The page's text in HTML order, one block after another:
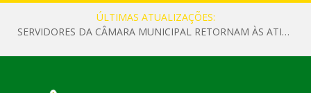
ÚLTIMAS ATUALIZAÇÕES:
SERVIDORES DA CÂMARA MUNICIPAL RETORNAM ÀS ATIVIDADES APÓS O RECESSO PARLAMENTAR